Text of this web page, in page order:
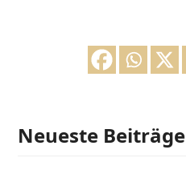
Neueste Beiträge